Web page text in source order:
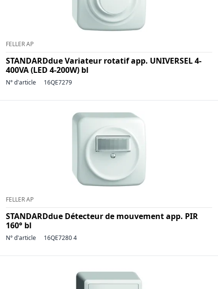
FELLER AP
STANDARDdue Variateur rotatif app. UNIVERSEL 4-
400VA (LED 4-200W) bl
N° d'article 16QE7279
FELLER AP
STANDARDdue Détecteur de mouvement app. PIR
160° bl
N° d'article 16QE7280 4